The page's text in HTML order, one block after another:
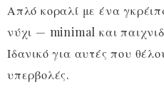
Απλό κοραλί με ένα
νύχι — minimal και
Ιδανικό για αυτές που
υπερβολές.